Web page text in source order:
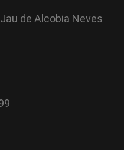
de Alcobia Neves